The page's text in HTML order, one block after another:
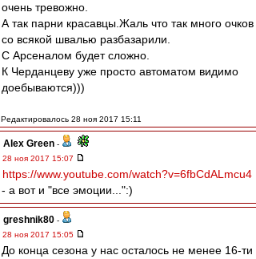
очень тревожно.
А так парни красавцы.Жаль что так много очков
со всякой швалью разбазарили.
С Арсеналом будет сложно.
К Черданцеву уже просто автоматом видимо
доебываются)))
Редактировалось 28 ноя 2017 15:11
Alex Green -
28 ноя 2017 15:07
https://www.youtube.com/watch?v=6fbCdALmcu4
- а вот и "все эмоции...":)
greshnik80 -
28 ноя 2017 15:05
До конца сезона у нас осталось не менее 16-ти